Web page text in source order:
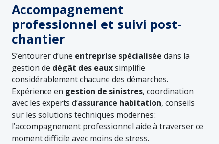
Accompagnement
professionnel et suivi post-
chantier
S’entourer d’une entreprise spécialisée dans la
gestion de dégât des eauxsimplifie
considérablement chacune des démarches.
Expérience en gestion de sinistres, coordination
avec les experts d’assurance habitation, conseils
sur les solutions techniques modernes :
l’accompagnement professionnel aide à traverser ce
moment difficile avec moins de stress.